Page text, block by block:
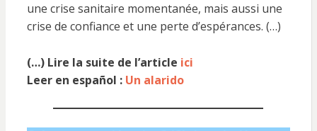
une crise sanitaire momentanée, mais aussi une
crise de confiance et une perte d’espérances. (…)
(…) Lire la suite de l’article ici
Leer en español : Un alarido